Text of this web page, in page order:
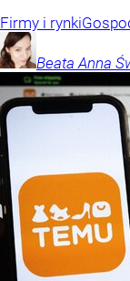
Firmy i rynki
Beata Anna